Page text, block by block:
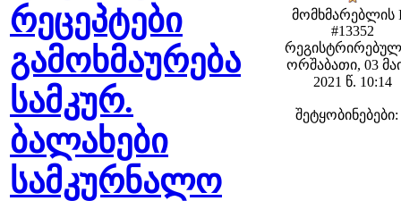
რეცეპტები
გამოხმაურება
სამკურ.
ბალახები
სამკურნალო
მომხმარებლის
#13352
ორშაბათი, 03
2021 წ. 10:14
შეტყობინებები: